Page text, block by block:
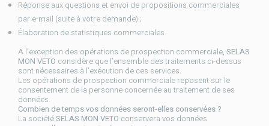
Réponse aux questions et envoi de propositions commerciales
par e-mail (suite à votre demande) ;
Élaboration de statistiques commerciales.
A l’exception des opérations de prospection commerciale, SELAS
MON VETO considère que l’ensemble des traitements ci-dessus
sont nécessaires à l’exécution de ces services.
Les opérations de prospection commerciale reposent sur le
consentement de la personne concernée au traitement de ses
données.
Combien de temps vos données seront-elles conservées ?
La sociétéSELAS MON VETO conservera vos données